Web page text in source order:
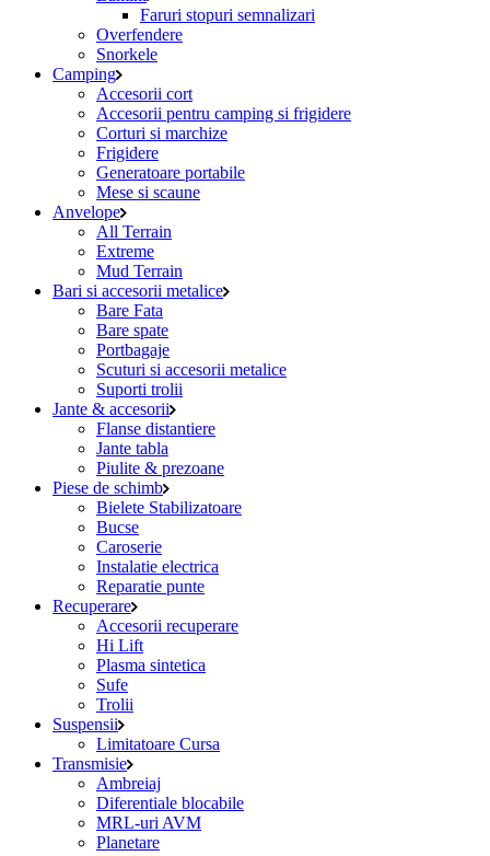
Faruri stopuri semnalizari
Overfendere
Snorkele
Camping
Accesorii cort
Accesorii pentru camping si frigidere
Corturi si marchize
Frigidere
Generatoare portabile
Mese si scaune
Anvelope
All Terrain
Extreme
Mud Terrain
Bari si accesorii metalice
Bare Fata
Bare spate
Portbagaje
Scuturi si accesorii metalice
Suporti trolii
Jante & accesorii
Flanse distantiere
Jante tabla
Piulite & prezoane
Piese de schimb
Bielete Stabilizatoare
Bucse
Caroserie
Instalatie electrica
Reparatie punte
Recuperare
Accesorii recuperare
Hi Lift
Plasma sintetica
Sufe
Trolii
Suspensii
Limitatoare Cursa
Transmisie
Ambreiaj
Diferentiale blocabile
MRL-uri AVM
Planetare